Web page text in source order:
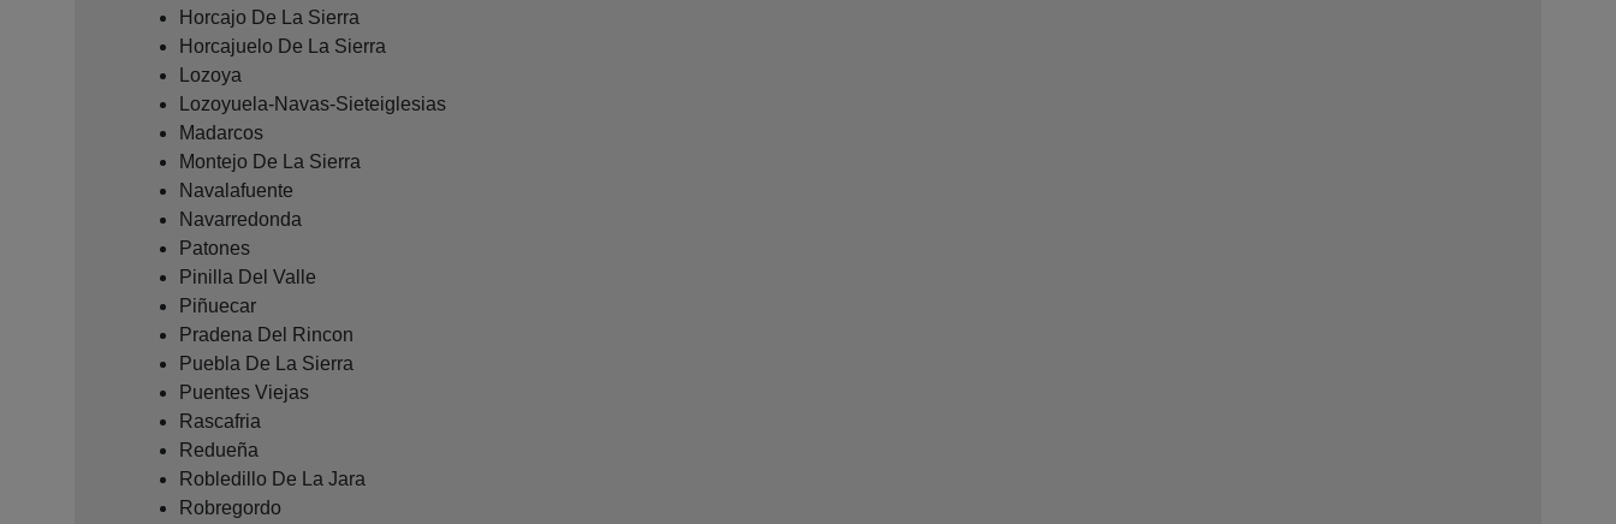
Horcajo De La Sierra
Horcajuelo De La Sierra
Lozoya
Lozoyuela-Navas-Sieteiglesias
Madarcos
Montejo De La Sierra
Navalafuente
Navarredonda
Patones
Pinilla Del Valle
Piñuecar
Pradena Del Rincon
Puebla De La Sierra
Puentes Viejas
Rascafria
Redueña
Robledillo De La Jara
Robregordo